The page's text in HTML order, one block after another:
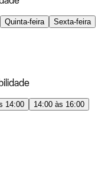
Quinta-feira
Sexta-feira
14:00
14:00 às 16:00